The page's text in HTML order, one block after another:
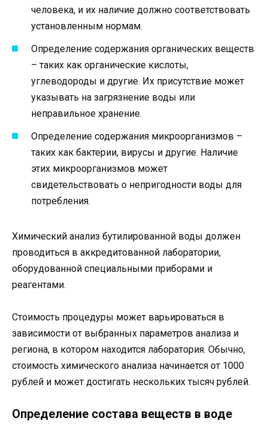
человека, и их наличие должно соответствовать
установленным нормам.
Определение содержания органических веществ
– таких как органические кислоты,
углеводороды и другие. Их присутствие может
указывать на загрязнение воды или
неправильное хранение.
Определение содержания микроорганизмов –
таких как бактерии, вирусы и другие. Наличие
этих микроорганизмов может
свидетельствовать о непригодности воды для
потребления.
Химический анализ бутилированной воды должен
проводиться в аккредитованной лаборатории,
оборудованной специальными приборами и
реагентами.
Стоимость процедуры может варьироваться в
зависимости от выбранных параметров анализа и
региона, в котором находится лаборатория. Обычно,
стоимость химического анализа начинается от 1000
рублей и может достигать нескольких тысяч рублей.
Определение состава веществ в воде